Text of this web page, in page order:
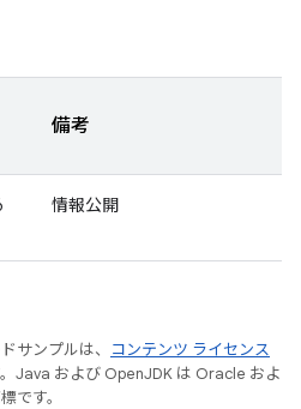
備考
情報公開
サンプルは、
コンテンツ ライセンス
Java および OpenJDK は Oracle およ
です。